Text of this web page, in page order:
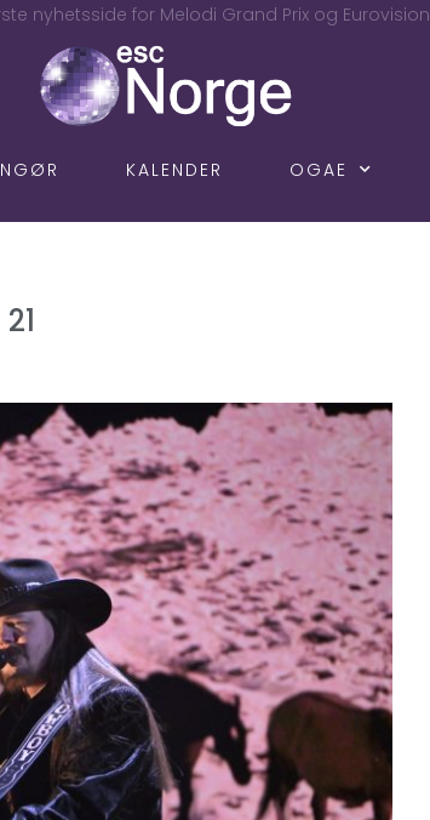
nyhetsside for Melodi Grand Prix og Eurovision
KALENDER OGAE